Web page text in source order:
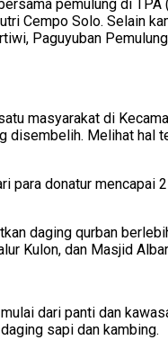
pemulung di
Cempo Solo. Selain
Paguyuban
masyarakat di
disembelih. Melihat
para donatur
daging qurban
Kulon, dan Masjid
dari panti dan
sapi dan kambing.